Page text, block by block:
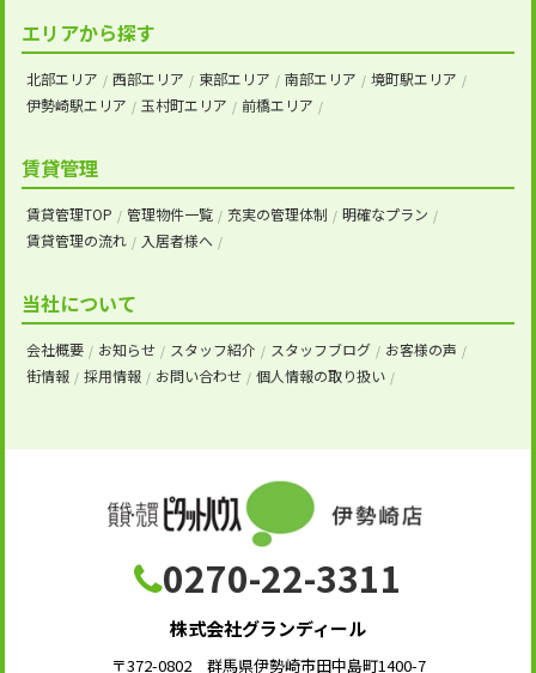
エリアから探す
北部エリア 西部エリア 東部エリア 南部エリア
境町駅エリア
伊勢崎駅エリア
玉村町エリア 前橋エリア
賃貸管理
賃貸管理TOP 管理物件一覧 充実の管理体制
明確なプラン
賃貸管理の流れ
入居者様へ
当社について
会社概要 お知らせ スタッフ紹介 スタッフブログ
お客様の声
街情報
採用情報 お問い合わせ 個人情報の取り扱い
0270-22-3311
株式会社グランディール
〒372-0802 群馬県伊勢崎市田中島町1400-7